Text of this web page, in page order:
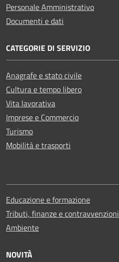
Personale Amministrativo
Documenti e dati
CATEGORIE DI SERVIZIO
Anagrafe e stato civile
Cultura e tempo libero
Vita lavorativa
Imprese e Commercio
Turismo
Mobilità e trasporti
Educazione e formazione
Tributi, finanze e contravvenzioni
Ambiente
NOVITÀ